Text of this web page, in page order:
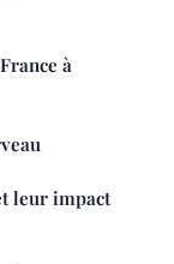
à
leur impact